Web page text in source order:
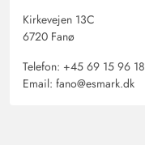
Kirkevejen 13C
6720 Fanø
Telefon: +45 69 15 96 18
Email: fano@esmark.dk